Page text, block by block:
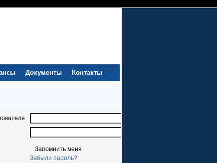
Документы Контакты
Запомнить меня
Забыли пароль?